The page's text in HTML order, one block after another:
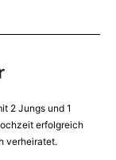
2 Jungs und 1
erfolgreich
verheiratet.